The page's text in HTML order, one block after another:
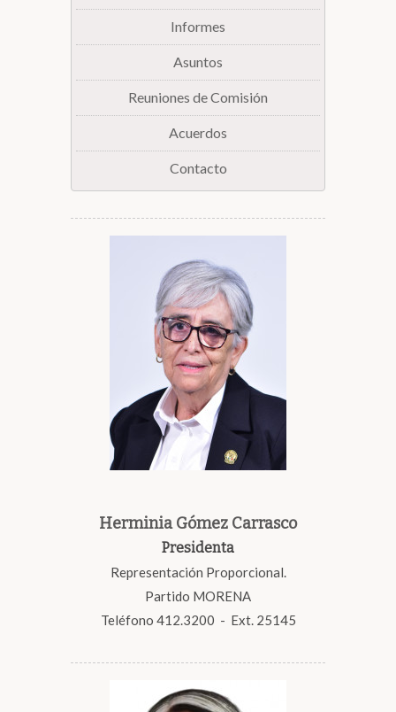
Informes
Asuntos
Reuniones de Comisión
Acuerdos
Contacto
Herminia Gómez Carrasco
Presidenta
Representación Proporcional.
Partido MORENA
Teléfono 412.3200 - Ext. 25145